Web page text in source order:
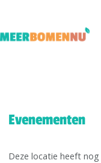
Evenementen
Deze locatie heeft